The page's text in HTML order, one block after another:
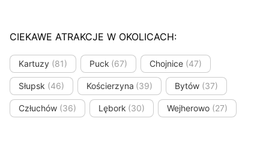
CIEKAWE ATRAKCJE W OKOLICACH:
Kartuzy (81) Puck (67) Chojnice (47)
Słupsk (46) Kościerzyna (39) Bytów (37)
Człuchów (36) Lębork (30) Wejherowo (27)